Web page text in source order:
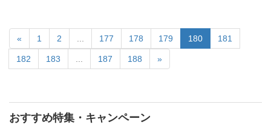
« 1 2 177 178 179 180 181
182 183 187 188 »
おすすめ特集・キャンペーン